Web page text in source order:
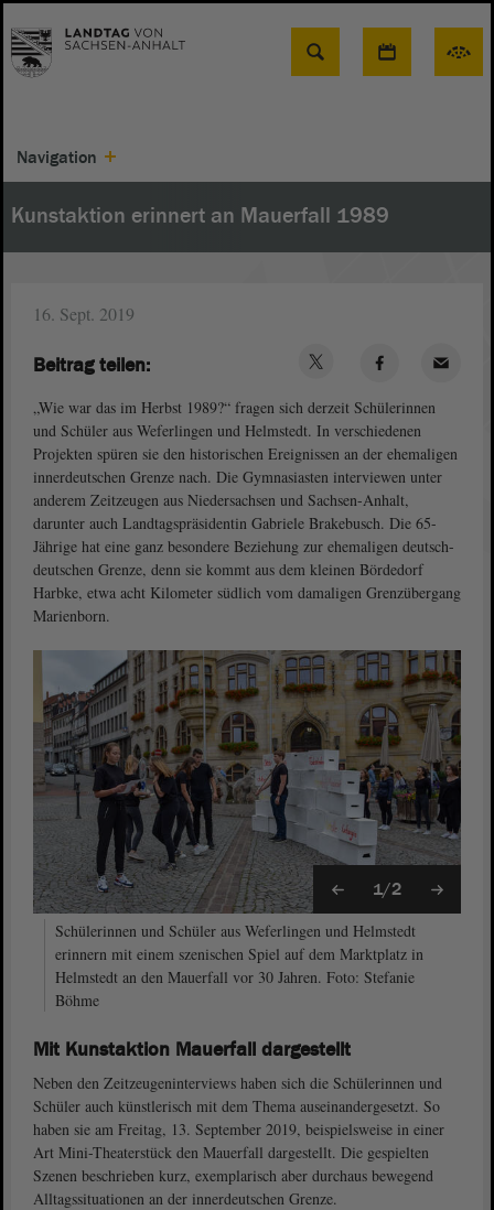
Suche
Navigation
Kunstaktion erinnert an Mauerfall 1989
16. Sept. 2019
„Wie war das im Herbst 1989?“ fragen sich derzeit Schülerinnen
und Schüler aus Weferlingen und Helmstedt. In verschiedenen
Projekten spüren sie den historischen Ereignissen an der ehemaligen
innerdeutschen Grenze nach. Die Gymnasiasten interviewen unter
anderem Zeitzeugen aus Niedersachsen und Sachsen-Anhalt,
darunter auch Landtagspräsidentin Gabriele Brakebusch. Die 65-
Jährige hat eine ganz besondere Beziehung zur ehemaligen deutsch-
deutschen Grenze, denn sie kommt aus dem kleinen Bördedorf
Harbke, etwa acht Kilometer südlich vom damaligen Grenzübergang
Marienborn.
1/2
Schülerinnen und Schüler aus Weferlingen und Helmstedt
erinnern mit einem szenischen Spiel auf dem Marktplatz in
Helmstedt an den Mauerfall vor 30 Jahren. Foto: Stefanie
Böhme
Mit Kunstaktion Mauerfall dargestellt
Neben den Zeitzeugeninterviews haben sich die Schülerinnen und
Schüler auch künstlerisch mit dem Thema auseinandergesetzt. So
haben sie am Freitag, 13. September 2019, beispielsweise in einer
Art Mini-Theaterstück den Mauerfall dargestellt. Die gespielten
Szenen beschrieben kurz, exemplarisch aber durchaus bewegend
Alltagssituationen an der innerdeutschen Grenze.
Beitrag teilen: